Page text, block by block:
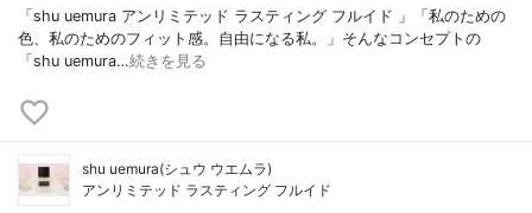
「shu uemura アンリミテッド ラスティング フルイド 」「私のための
色、私のためのフィット感。自由になる私。」そんなコンセプトの
「shu uemura…続きを見る
shu uemura(シュウ ウエムラ)
アンリミテッド ラスティング フルイド